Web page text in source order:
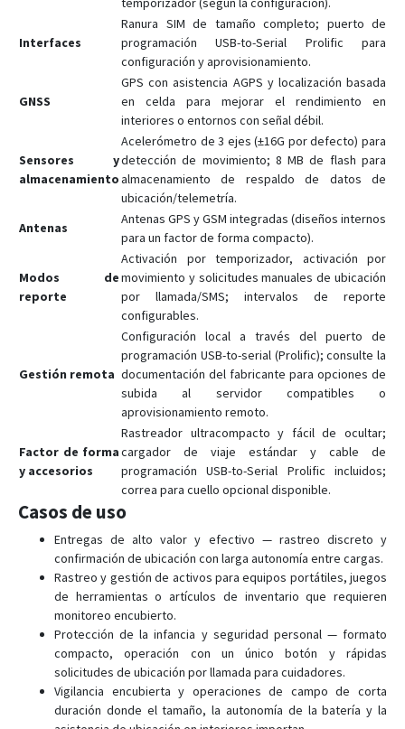
Interfaces
Ranura SIM de tamaño completo; puerto de
programación USB-to-Serial Prolific para
configuración y aprovisionamiento.
GNSS
GPS con asistencia AGPS y localización basada
en celda para mejorar el rendimiento en
interiores o entornos con señal débil.
Sensores y
almacenamiento
Acelerómetro de 3 ejes (±16G por defecto) para
detección de movimiento; 8 MB de flash para
almacenamiento de respaldo de datos de
ubicación/telemetría.
Antenas
Antenas GPS y GSM integradas (diseños internos
para un factor de forma compacto).
Modos de
reporte
Activación por temporizador, activación por
movimiento y solicitudes manuales de ubicación
por llamada/SMS; intervalos de reporte
configurables.
Gestión remota
Configuración local a través del puerto de
programación USB-to-serial (Prolific); consulte la
documentación del fabricante para opciones de
subida al servidor compatibles o
aprovisionamiento remoto.
Factor de forma
y accesorios
Rastreador ultracompacto y fácil de ocultar;
cargador de viaje estándar y cable de
programación USB-to-Serial Prolific incluidos;
correa para cuello opcional disponible.
Casos de uso
Entregas de alto valor y efectivo — rastreo discreto y
confirmación de ubicación con larga autonomía entre cargas.
Rastreo y gestión de activos para equipos portátiles, juegos
de herramientas o artículos de inventario que requieren
monitoreo encubierto.
Protección de la infancia y seguridad personal — formato
compacto, operación con un único botón y rápidas
solicitudes de ubicación por llamada para cuidadores.
Vigilancia encubierta y operaciones de campo de corta
duración donde el tamaño, la autonomía de la batería y la